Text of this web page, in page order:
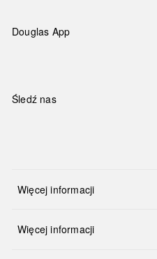
Douglas App
Śledź nas
Więcej informacji
Więcej informacji